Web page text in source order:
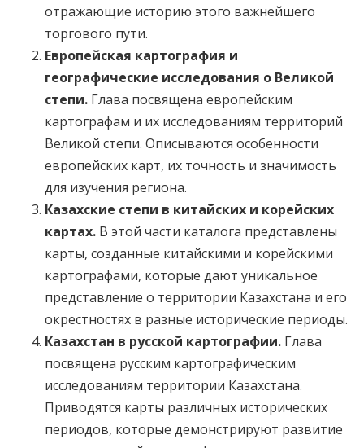
отражающие историю этого важнейшего
торгового пути.
Европейская картография и
географические исследования о Великой
степи. Глава посвящена европейским
картографам и их исследованиям территорий
Великой степи. Описываются особенности
европейских карт, их точность и значимость
для изучения региона.
Казахские степи в китайских и корейских
картах. В этой части каталога представлены
карты, созданные китайскими и корейскими
картографами, которые дают уникальное
представление о территории Казахстана и его
окрестностях в разные исторические периоды.
Казахстан в русской картографии. Глава
посвящена русским картографическим
исследованиям территории Казахстана.
Приводятся карты различных исторических
периодов, которые демонстрируют развитие